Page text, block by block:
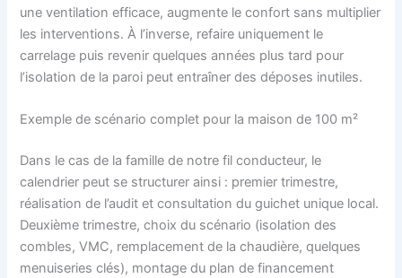
une ventilation efficace, augmente le confort sans multiplier
les interventions. À l’inverse, refaire uniquement le
carrelage puis revenir quelques années plus tard pour
l’isolation de la paroi peut entraîner des déposes inutiles.
Exemple de scénario complet pour la maison de 100 m²
Dans le cas de la famille de notre fil conducteur, le
calendrier peut se structurer ainsi : premier trimestre,
réalisation de l’audit et consultation du guichet unique local.
Deuxième trimestre, choix du scénario (isolation des
combles, VMC, remplacement de la chaudière, quelques
menuiseries clés), montage du plan de financement